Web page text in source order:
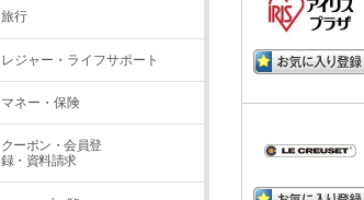
旅行
レジャー・ライフサポート
マネー・保険
クーポン・会員登
録・資料請求